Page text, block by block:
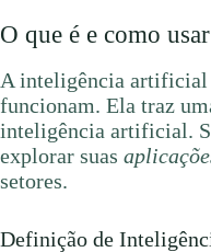
O que é e como
A inteligência artificial
funcionam. Ela traz
inteligência artificial.
explorar suas
setores.
Definição de